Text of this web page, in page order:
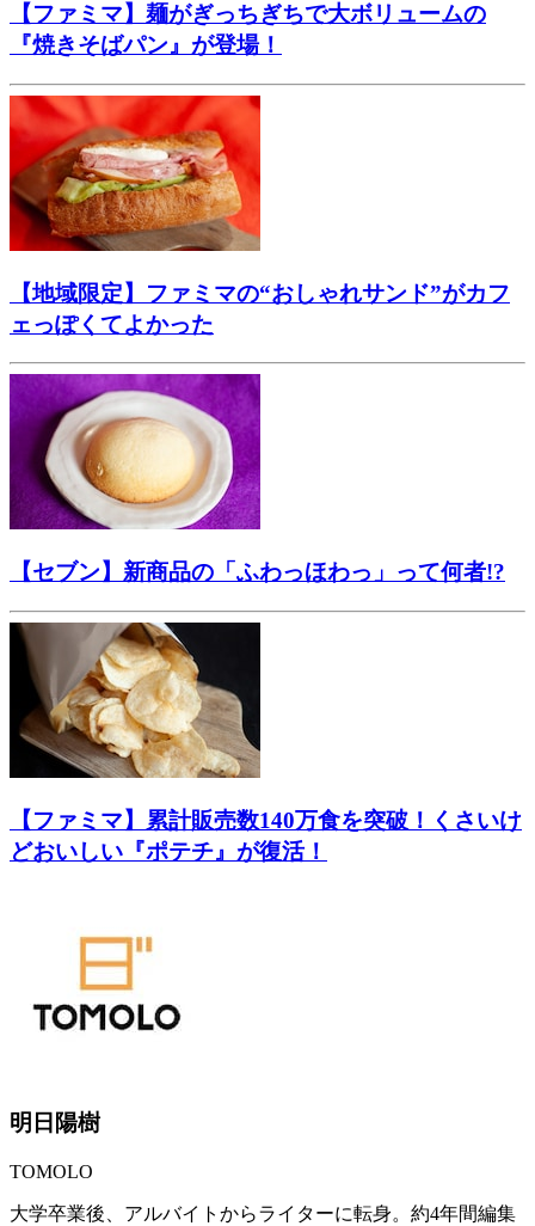
【ファミマ】麺がぎっちぎちで大ボリュームの
『焼きそばパン』が登場！
【地域限定】ファミマの“おしゃれサンド”がカフ
ェっぽくてよかった
【セブン】新商品の「ふわっほわっ」って何者!?
【ファミマ】累計販売数140万食を突破！くさいけ
どおいしい『ポテチ』が復活！
明日陽樹
TOMOLO
大学卒業後、アルバイトからライターに転身。約4年間編集